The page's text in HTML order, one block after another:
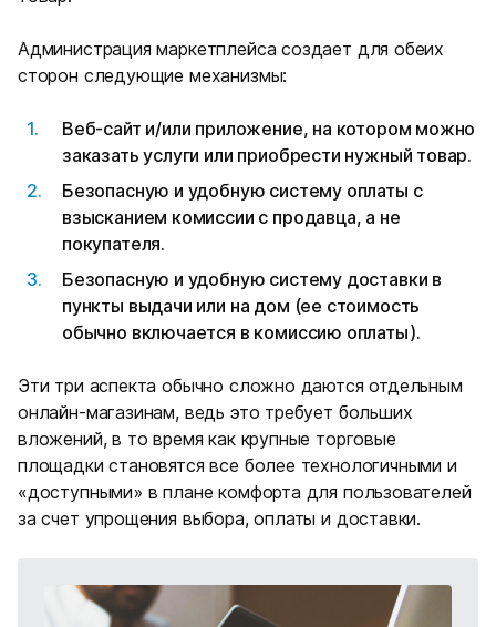
Администрация маркетплейса создает для обеих
сторон следующие механизмы:
Веб-сайт и/или приложение, на котором можно
заказать услуги или приобрести нужный товар.
Безопасную и удобную систему оплаты с
взысканием комиссии с продавца, а не
покупателя.
Безопасную и удобную систему доставки в
пункты выдачи или на дом (ее стоимость
обычно включается в комиссию оплаты).
Эти три аспекта обычно сложно даются отдельным
онлайн-магазинам, ведь это требует больших
вложений, в то время как крупные торговые
площадки становятся все более технологичными и
«доступными» в плане комфорта для пользователей
за счет упрощения выбора, оплаты и доставки.